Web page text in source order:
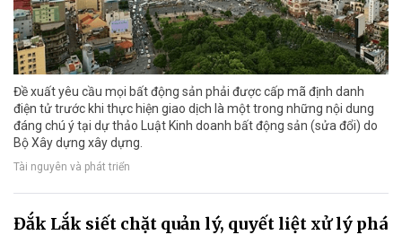
Đề xuất yêu cầu mọi bất động sản phải được cấp mã định danh
điện tử trước khi thực hiện giao dịch là một trong những nội dung
đáng chú ý tại dự thảo Luật Kinh doanh bất động sản (sửa đổi) do
Bộ Xây dựng xây dựng.
Tài nguyên và phát triển
Đắk Lắk siết chặt quản lý, quyết liệt xử lý phá